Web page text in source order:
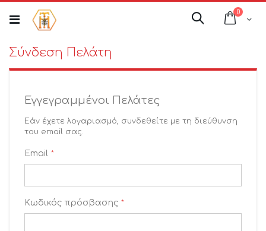
στο
περιεχόμενο
Cart
0
Αναζήτηση
Σύνδεση Πελάτη
Εγγεγραμμένοι Πελάτες
Εάν έχετε λογαριασμό, συνδεθείτε με τη διεύθυνση
του email σας.
Email
Κωδικός πρόσβασης